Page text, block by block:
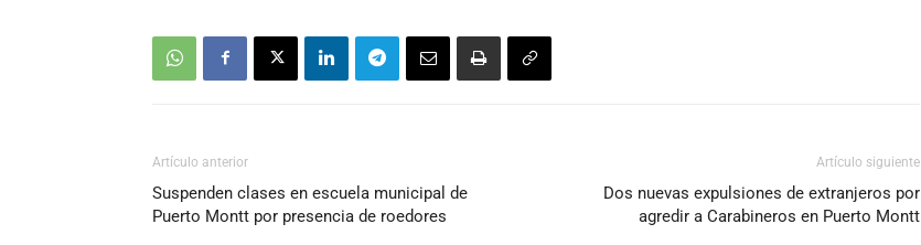
Artículo anterior
Suspenden clases en escuela municipal de
Puerto Montt por presencia de roedores
Artículo siguiente
Dos nuevas expulsiones de extranjeros por
agredir a Carabineros en Puerto Montt